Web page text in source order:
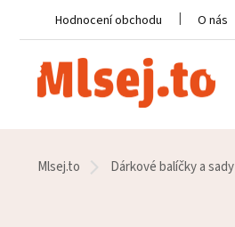
Hodnocení obchodu O nás
Domů
Mlsej.to Dárkové balíčky a sady